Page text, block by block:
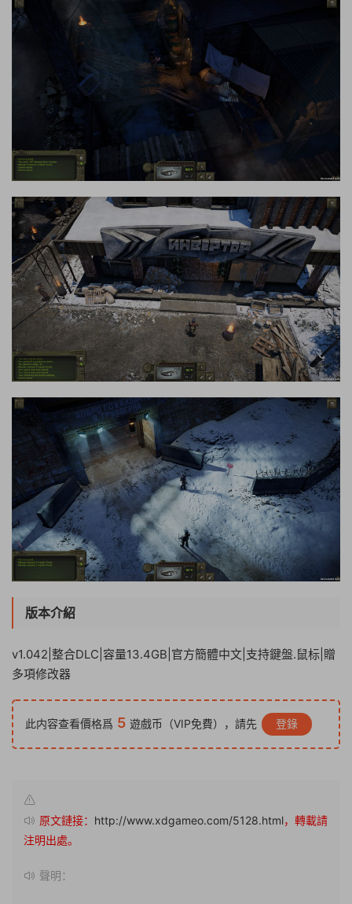
版本介紹
v1.042|整合DLC|容量13.4GB|官方簡體中文|支持鍵盤.鼠标|贈
多項修改器
此内容查看價格爲 5 遊戲币（VIP免費），請先 登錄
原文鏈接： http://www.xdgameo.com/5128.html，轉載請
注明出處。
聲明：